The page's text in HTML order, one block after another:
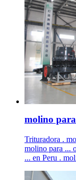
molino
Trituradora .
molino para ...
... en Peru .